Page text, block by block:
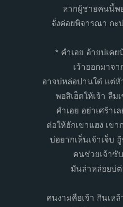
หากผู้ชายคนนี้พ
จั่งค่อยพิจารณา กะ
* คำเอย อ้ายบ่เคย
เว้าออกมาจา
อาจบ่หล่อปานใด๋ แต่หั
พอสิเฮ็ดให้เจ้า ลืม
คำเอย อย่าเศร้าเ
ต่อให้ฮักเขาแฮง เข
บ่อยากเห็นเจ้าเจ็บ
คนช่วยเจ้าซั
มันล่าหล่อยบ่ต่
คนงามคือเจ้า กินเห